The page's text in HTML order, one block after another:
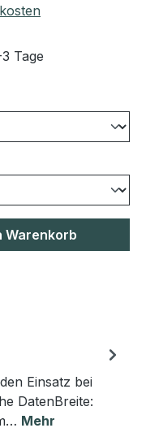
Tage
Warenkorb
Einsatz bei
DatenBreite:
Mehr